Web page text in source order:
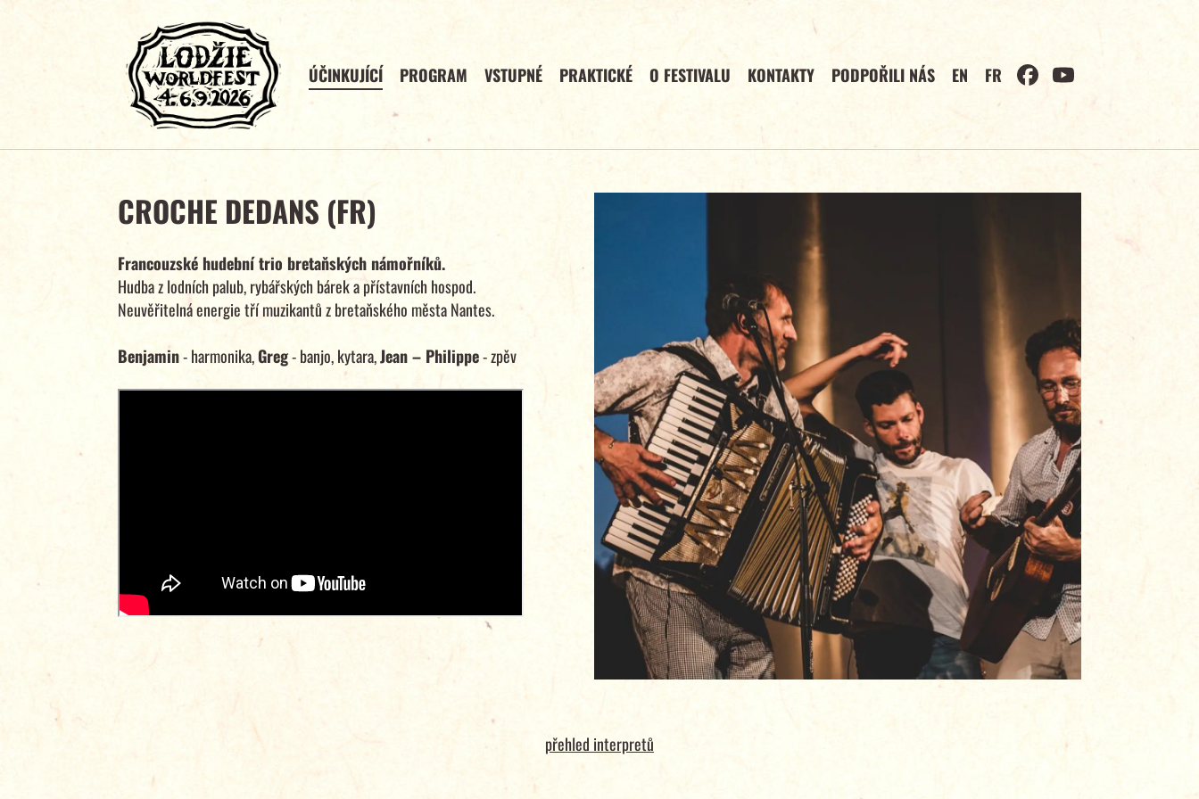
ÚČINKUJÍCÍ PROGRAM VSTUPNÉ PRAKTICKÉ O FESTIVALU KONTAKTY PODPOŘILI NÁS EN FR
CROCHE DEDANS (FR)
Francouzské hudební trio bretaňských námořníků.
Hudba z lodních palub, rybářských bárek a přístavních hospod.
Neuvěřitelná energie tří muzikantů z bretaňského města Nantes.
Benjamin- harmonika,Greg- banjo, kytara,Jean – Philippe- zpěv
přehled interpretů